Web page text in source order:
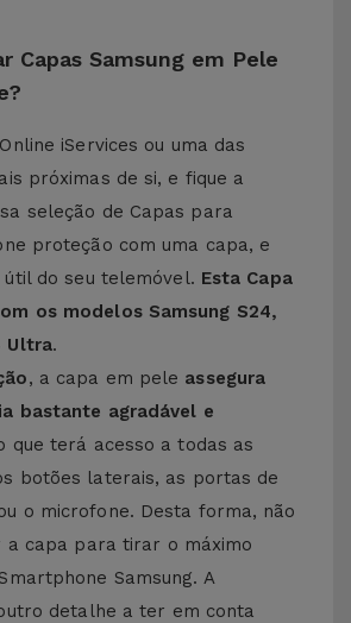
Capas Samsung em Pele
iServices ou uma das
próximas de si, e fique a
seleção de Capas para
proteção com uma capa, e
útil do seu telemóvel. Esta Capa
os modelos Samsung S24,
Ultra.
, a capa em pele assegura
bastante agradável e
que terá acesso a todas as
botões laterais, as portas de
o microfone. Desta forma, não
a capa para tirar o máximo
Samsung. A
detalhe a ter em conta